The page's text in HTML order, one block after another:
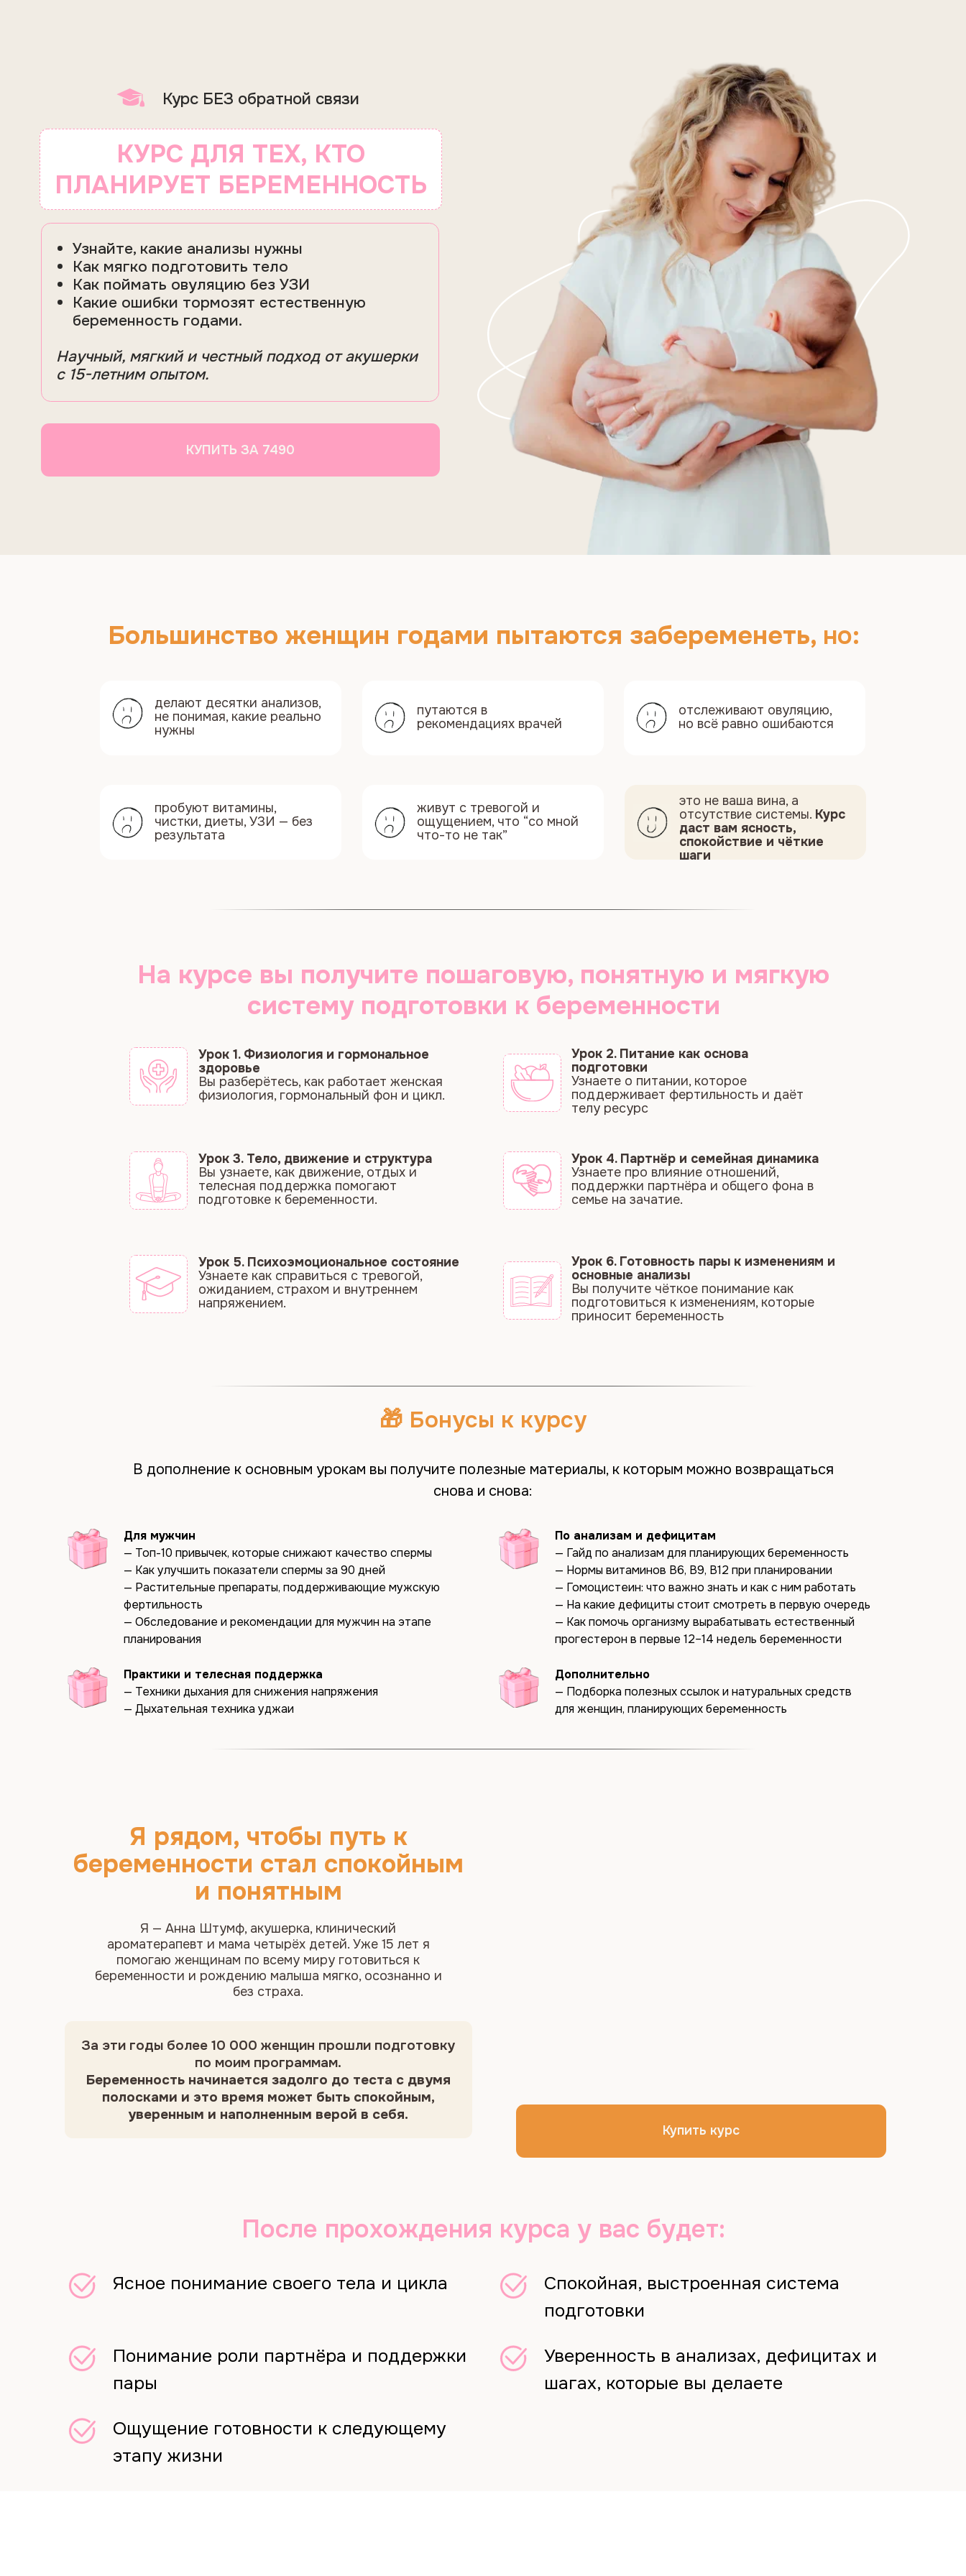
Узнайте, какие анализы нужны
Как поймать овуляцию без УЗИ
Какие ошибки тормозят естественную
беременность годами.
Научный, мягкий и честный подход от акушерки
с 15-летним опытом.
КУПИТЬ ЗА 7490
КУРС ДЛЯ ТЕХ, КТО
ПЛАНИРУЕТ БЕРЕМЕННОСТЬ
Курс БЕЗ обратной связи
делают десятки анализов,
не понимая, какие реально
путаются в
рекомендациях врачей
отслеживают овуляцию,
но всё равно ошибаются
пробуют витамины,
чистки, диеты, УЗИ — без
живут с тревогой и
ощущением, что “со мной
это не ваша вина, а
отсутствие системы.Курс
Вы узнаете, как движение, отдых и
телесная поддержка помогают
подготовке к беременности.
Узнаете про влияние отношений,
поддержки партнёра и общего фона в
семье на зачатие.
ожиданием, страхом и внутреннем
напряжением.
Вы получите чёткое понимание как
подготовиться к изменениям, которые
приносит беременность
поддерживает фертильность и даёт
телу ресурс
физиология, гормональный фон и цикл.
🎁 Бонусы к курсу
В дополнение к основным урокам вы получите полезные материалы, к которым можно возвращаться
снова и снова:
Для мужчин
— Топ-10 привычек, которые снижают качество спермы
— Как улучшить показатели спермы за 90 дней
— Растительные препараты, поддерживающие мужскую
фертильность
— Обследование и рекомендации для мужчин на этапе
планирования
По анализам и дефицитам
— Гайд по анализам для планирующих беременность
— Нормы витаминов B6, B9, B12 при планировании
— Гомоцистеин: что важно знать и как с ним работать
— На какие дефициты стоит смотреть в первую очередь
— Как помочь организму вырабатывать естественный
прогестерон в первые 12–14 недель беременности
Практики и телесная поддержка
— Техники дыхания для снижения напряжения
— Дыхательная техника уджаи
Дополнительно
— Подборка полезных ссылок и натуральных средств
для женщин, планирующих беременность
помогаю женщинам по всему миру готовиться к
За эти годы более 10 000 женщин прошли подготовку
по моим программам.
Беременность начинается задолго до теста с двумя
полосками и это время может быть спокойным,
уверенным и наполненным верой в себя.
Я рядом, чтобы путь к
беременности стал спокойным
и понятным
После прохождения курса у вас будет:
Ясное понимание своего тела и цикла
Спокойная, выстроенная система
подготовки
Понимание роли партнёра и поддержки
пары
Уверенность в анализах, дефицитах и
шагах, которые вы делаете
Ощущение готовности к следующему
этапу жизни
Стоимость участия — 7 490 ₽
Одна встреча, которая заменяет месяцы хаотичных попыток, противоречивых советов и бесконечного